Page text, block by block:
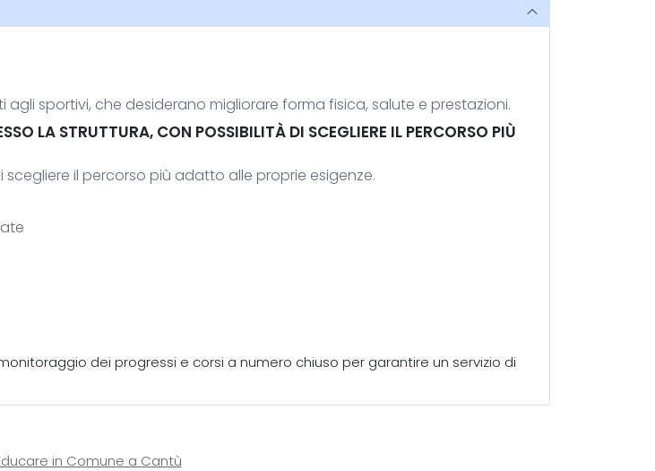
sportivi, che desiderano migliorare forma fisica, salute e prestazioni.
LA STRUTTURA, CON POSSIBILITÀ DI SCEGLIERE IL PERCORSO PIÙ
il percorso più adatto alle proprie esigenze.
dei progressi e corsi a numero chiuso per garantire un servizio di